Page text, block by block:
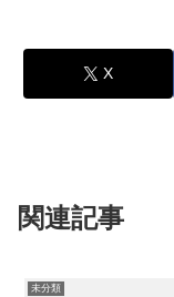
X
関連記事
未分類